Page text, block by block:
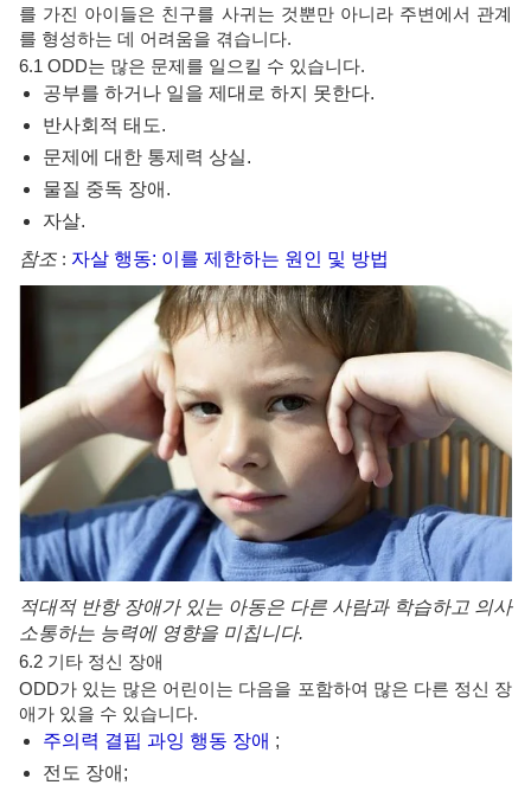
를 가진 아이들은 친구를 사귀는 것뿐만 아니라 주변에서 관계
를 형성하는 데 어려움을 겪습니다.
6.1 ODD는 많은 문제를 일으킬 수 있습니다.
공부를 하거나 일을 제대로 하지 못한다.
반사회적 태도.
문제에 대한 통제력 상실.
물질 중독 장애.
자살.
참조 : 자살 행동: 이를 제한하는 원인 및 방법
적대적 반항 장애가 있는 아동은 다른 사람과 학습하고 의사
소통하는 능력에 영향을 미칩니다.
6.2 기타 정신 장애
ODD가 있는 많은 어린이는 다음을 포함하여 많은 다른 정신 장
애가 있을 수 있습니다.
주의력 결핍 과잉 행동 장애 ;
전도 장애;